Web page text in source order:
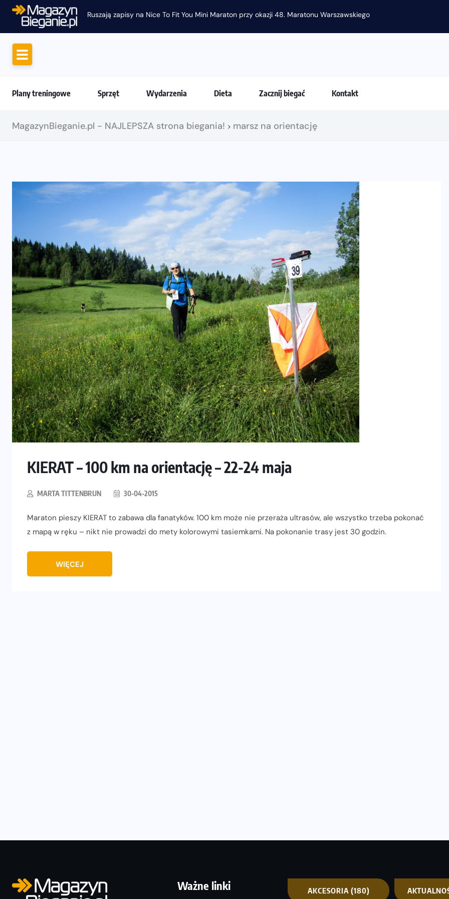
Ruszają zapisy na Nice To Fit You Mini Maraton przy okazji 48. Maratonu Warszawskiego
Plany treningowe Sprzęt Wydarzenia Dieta Zacznij biegać Kontakt
MagazynBieganie.pl - NAJLEPSZA strona biegania! > marsz na orientację
KIERAT – 100 km na orientację – 22-24 maja
MARTA TITTENBRUN 30-04-2015
Maraton pieszy KIERAT to zabawa dla fanatyków. 100 km może nie przeraża ultrasów, ale wszystko trzeba pokonać
z mapą w ręku – nikt nie prowadzi do mety kolorowymi tasiemkami. Na pokonanie trasy jest 30 godzin.
WIĘCEJ
Ważne linki AKCESORIA (180)